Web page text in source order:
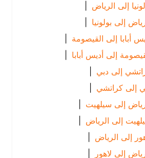
الرياض
|
بولونيا
|
إلى القيصومة |
أديس أبابا |
دبي |
كراتشي |
سيلهيت |
الرياض
|
الرياض
|
لاهور |